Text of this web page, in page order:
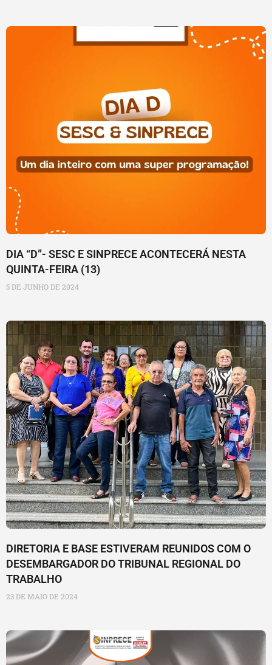
DIA “D”- SESC E SINPRECE ACONTECERÁ NESTA
QUINTA-FEIRA (13)
5 DE JUNHO DE 2024
DIRETORIA E BASE ESTIVERAM REUNIDOS COM O
DESEMBARGADOR DO TRIBUNAL REGIONAL DO
TRABALHO
23 DE MAIO DE 2024